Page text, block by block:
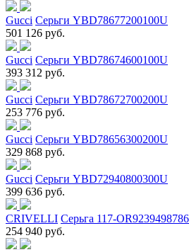
Gucci Серьги YBD78677200100U
501 126 руб.
Gucci Серьги YBD78674600100U
393 312 руб.
Gucci Серьги YBD78672700200U
253 776 руб.
Gucci Серьги YBD78656300200U
329 868 руб.
Gucci Серьги YBD72940800300U
399 636 руб.
CRIVELLI Серьга 117-
254 940 руб.